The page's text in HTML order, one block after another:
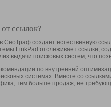
ссылок?
СеоТраф создает естественную
LinkPad отслеживает ссылки,
выдачи поисковых систем, что
по внутренней
системах. Вместе со
тем больше продаж, не